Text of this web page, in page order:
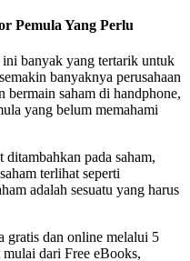
Pemula Yang Perlu
banyak yang tertarik untuk
banyaknya perusahaan
bermain saham di handphone,
yang belum memahami
ditambahkan pada saham,
terlihat seperti
adalah sesuatu yang harus
gratis dan online melalui 5
dari Free eBooks,